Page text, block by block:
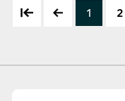
1 2